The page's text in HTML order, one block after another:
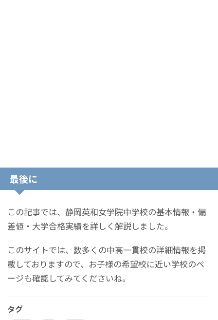
最後に
この記事では、静岡英和女学院中学校の基本情報・偏
差値・大学合格実績を詳しく解説しました。
このサイトでは、数多くの中高一貫校の詳細情報を掲
載しておりますので、お子様の希望校に近い学校のペ
ージも確認してみてくださいね。
タグ